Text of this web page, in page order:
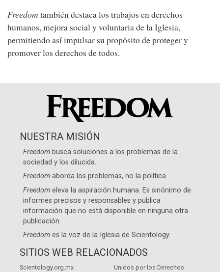
Freedom también destaca los trabajos en derechos
humanos, mejora social y voluntaria de la Iglesia,
permitiendo así impulsar su propósito de proteger y
promover los derechos de todos.
NUESTRA MISIÓN
Freedom busca soluciones a los problemas de la
sociedad y los dilucida.
Freedom aborda los problemas, no la política.
Freedom eleva la aspiración humana. Es sinónimo de
informes precisos y responsables y publica
información que no está disponible en ninguna otra
publicación.
Freedom es la voz de la Iglesia de Scientology.
SITIOS WEB RELACIONADOS
Scientology.org.mx
Unidos por los Derechos